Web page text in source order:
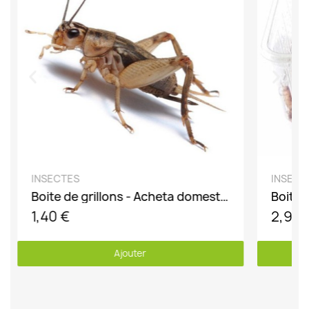
INSECTES
Boite de grillons - Acheta domesticus
1,40 €
Ajouter
2,90